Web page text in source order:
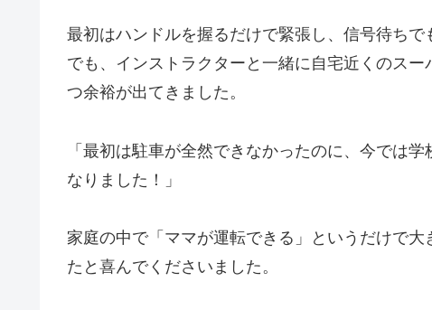
最初はハンドルを握るだけで緊張し、信号待ちで
でも、インストラクターと一緒に自宅近くのス
つ余裕が出てきました。
「最初は駐車が全然できなかったのに、今では
なりました！」
家庭の中で「ママが運転できる」というだけで
たと喜んでくださいました。